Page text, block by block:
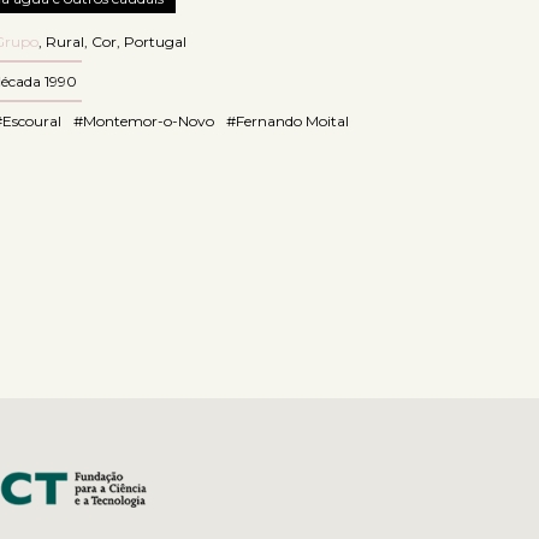
, Rural, Cor, Portugal
1990
#Montemor-o-Novo #Fernando Moital